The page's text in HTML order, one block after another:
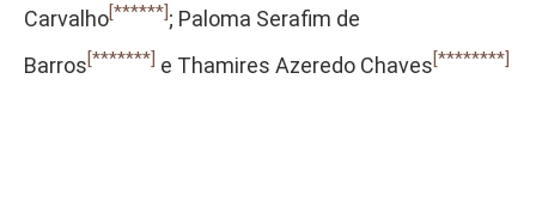
Carvalho[******]; Paloma Serafim de
Barros[*******] e Thamires Azeredo Chaves[********]